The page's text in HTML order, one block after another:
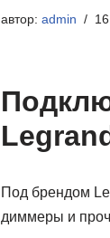
автор: admin
Под брендом
диммеры и